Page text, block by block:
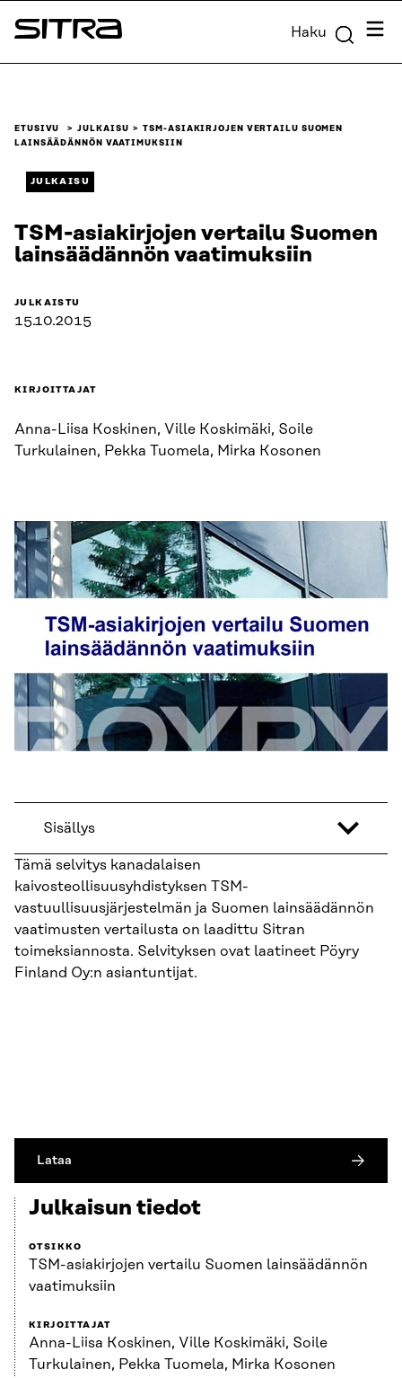
Siirry
suoraan
Sitra Haku
ETUSIVU JULKAISU
TSM-ASIAKIRJOJEN VERTAILU SUOMEN
LAINSÄÄDÄNNÖN VAATIMUKSIIN
JULKAISU
TSM-asiakirjojen vertailu Suomen
lainsäädännön vaatimuksiin
JULKAISTU
15.10.2015
KIRJOITTAJAT
Anna-Liisa Koskinen, Ville Koskimäki, Soile
Turkulainen, Pekka Tuomela, Mirka Kosonen
Sisällys
Tämä selvitys kanadalaisen
kaivosteollisuusyhdistyksen TSM-
vastuullisuusjärjestelmän ja Suomen lainsäädännön
vaatimusten vertailusta on laadittu Sitran
toimeksiannosta. Selvityksen ovat laatineet Pöyry
Finland Oy:n asiantuntijat.
Lataa
Julkaisun tiedot
OTSIKKO
TSM-asiakirjojen vertailu Suomen lainsäädännön
vaatimuksiin
KIRJOITTAJAT
Anna-Liisa Koskinen, Ville Koskimäki, Soile
Turkulainen, Pekka Tuomela, Mirka Kosonen